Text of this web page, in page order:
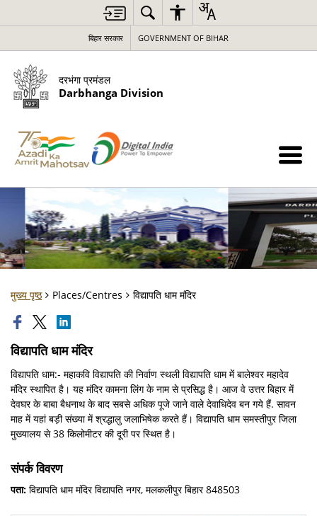
बिहार सरकार GOVERNMENT OF BIHAR
दरभंगा प्रमंडल
Darbhanga Division
मुख्य पृष्ठ Places/Centres विद्यापति धाम मंदिर
विद्यापति धाम मंदिर
विद्यापति धाम:- महाकवि विद्यापति की निर्वाण स्थली विद्यापति धाम में बालेश्वर महादेव
मंदिर स्थापित है। यह मंदिर कामना लिंग के नाम से प्रसिद्ध है। आज वे उत्तर बिहार में
देवघर के बाबा बैधनाथ के बाद सबसे अधिक पूजे जाने वाले देवाधिदेव बन गये हैं. सावन
माह में यहां बड़ी संख्या में श्रद्धालु जलाभिषेक करते हैं। विद्यापति धाम समस्तीपुर जिला
मुख्यालय से 38 किलोमीटर की दूरी पर स्थित है।
संपर्क विवरण
पता: विद्यापति धाम मंदिर विद्यापति नगर, मलकलीपुर बिहार 848503